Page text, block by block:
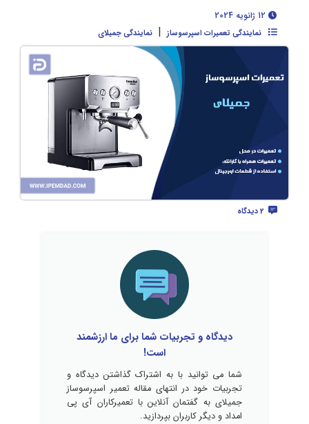
نمایندگی تعمیرات اسپرسوساز | نمایندگی جمیلای
دیدگاه و تجربیات شما برای ما ارزشمند
است!
شما می توانید با به اشتراک گذاشتن دیدگاه و
تجربیات خود در انتهای مقاله تعمیر اسپرسوساز
جمیلای به گفتمان آنلاین با تعمیرکاران آی پی
امداد و دیگر کاربران بپردازید.